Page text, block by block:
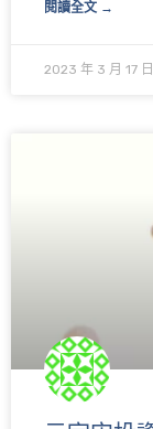
閱讀全文 →
2023 年 3 月 17 日